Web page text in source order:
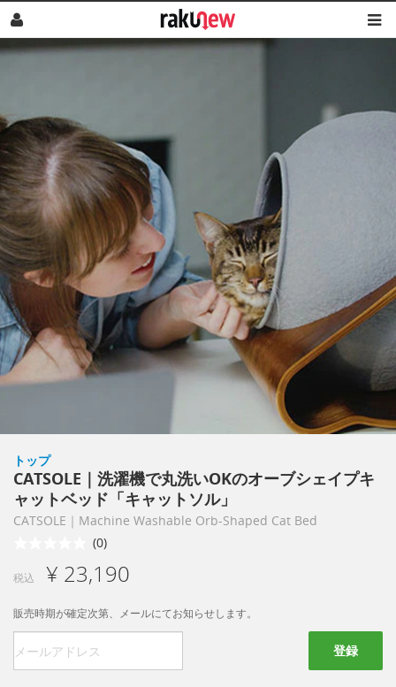
トップ
CATSOLE｜洗濯機で丸洗いOKのオーブシェイプキ
ャットベッド「キャットソル」
CATSOLE｜Machine Washable Orb-Shaped Cat Bed
(0)
税込 ¥ 23,190
販売時期が確定次第、メールにてお知らせします。
登録